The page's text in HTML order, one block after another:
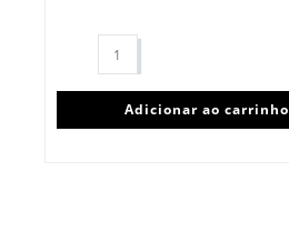
Adicionar ao carrinho